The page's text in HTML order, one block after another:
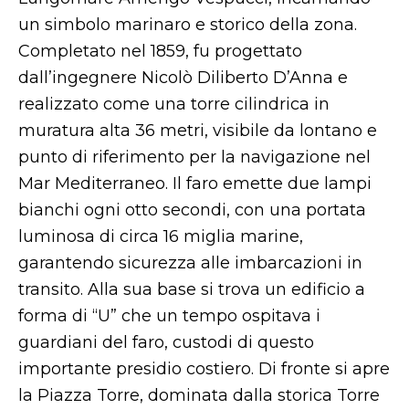
un simbolo marinaro e storico della zona.
Completato nel 1859, fu progettato
dall’ingegnere Nicolò Diliberto D’Anna e
realizzato come una torre cilindrica in
muratura alta 36 metri, visibile da lontano e
punto di riferimento per la navigazione nel
Mar Mediterraneo. Il faro emette due lampi
bianchi ogni otto secondi, con una portata
luminosa di circa 16 miglia marine,
garantendo sicurezza alle imbarcazioni in
transito. Alla sua base si trova un edificio a
forma di “U” che un tempo ospitava i
guardiani del faro, custodi di questo
importante presidio costiero. Di fronte si apre
la Piazza Torre, dominata dalla storica Torre